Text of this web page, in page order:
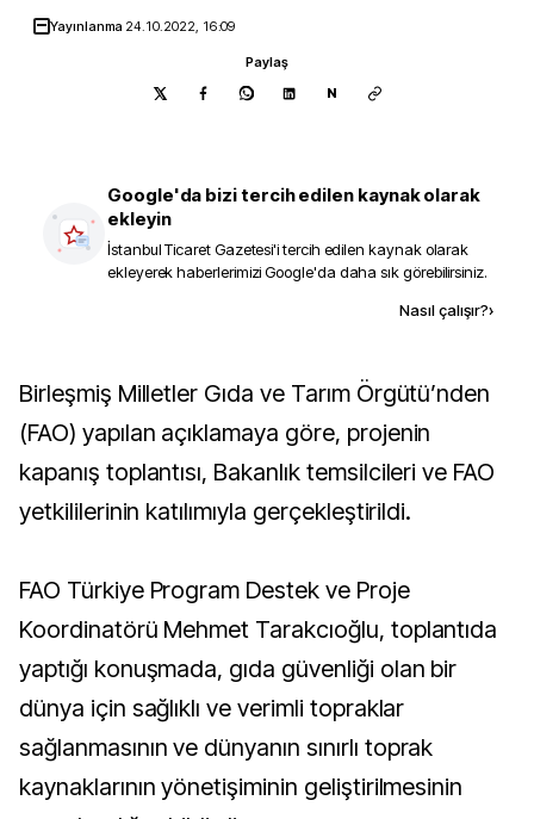
Yayınlanma 24.10.2022, 16:09
Paylaş
N
Google'da bizi tercih edilen kaynak olarak
ekleyin
İstanbul Ticaret Gazetesi'i tercih edilen kaynak olarak
ekleyerek haberlerimizi Google'da daha sık görebilirsiniz.
Nasıl çalışır?›
Birleşmiş Milletler Gıda ve Tarım Örgütü’nden
(FAO) yapılan açıklamaya göre, projenin
kapanış toplantısı, Bakanlık temsilcileri ve FAO
yetkililerinin katılımıyla gerçekleştirildi.
FAO Türkiye Program Destek ve Proje
Koordinatörü Mehmet Tarakcıoğlu, toplantıda
yaptığı konuşmada, gıda güvenliği olan bir
dünya için sağlıklı ve verimli topraklar
sağlanmasının ve dünyanın sınırlı toprak
kaynaklarının yönetişiminin geliştirilmesinin